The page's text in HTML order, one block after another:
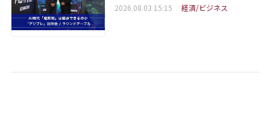
2026.08.03 15:15 経済/ビジネス